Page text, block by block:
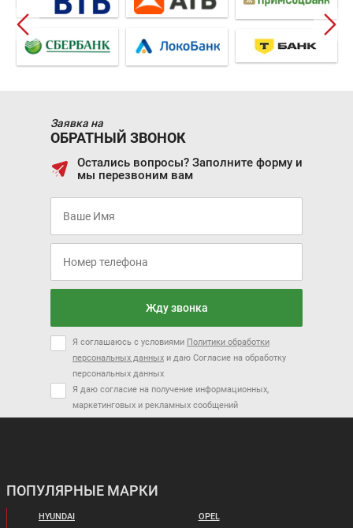
Заявка на
ОБРАТНЫЙ ЗВОНОК
Остались вопросы? Заполните форму и
мы перезвоним вам
Жду звонка
Я соглашаюсь с условиями Политики обработки
персональных данных и даю Согласие на обработку
персональных данных
Я даю согласие на получение информационных,
маркетинговых и рекламных сообщений
ПОПУЛЯРНЫЕ МАРКИ
HYUNDAI
OPEL